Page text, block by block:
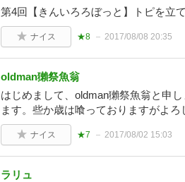
第4回【きんいろろぼっと】トピを立
ナイス ★8 2017/08/08 20:35
oldman獺祭魚翁
はじめまして、oldman獺祭魚翁と申
ます。些か歳は喰っておりますがよろ
ナイス ★7 2017/08/02 15:03
ラリュ